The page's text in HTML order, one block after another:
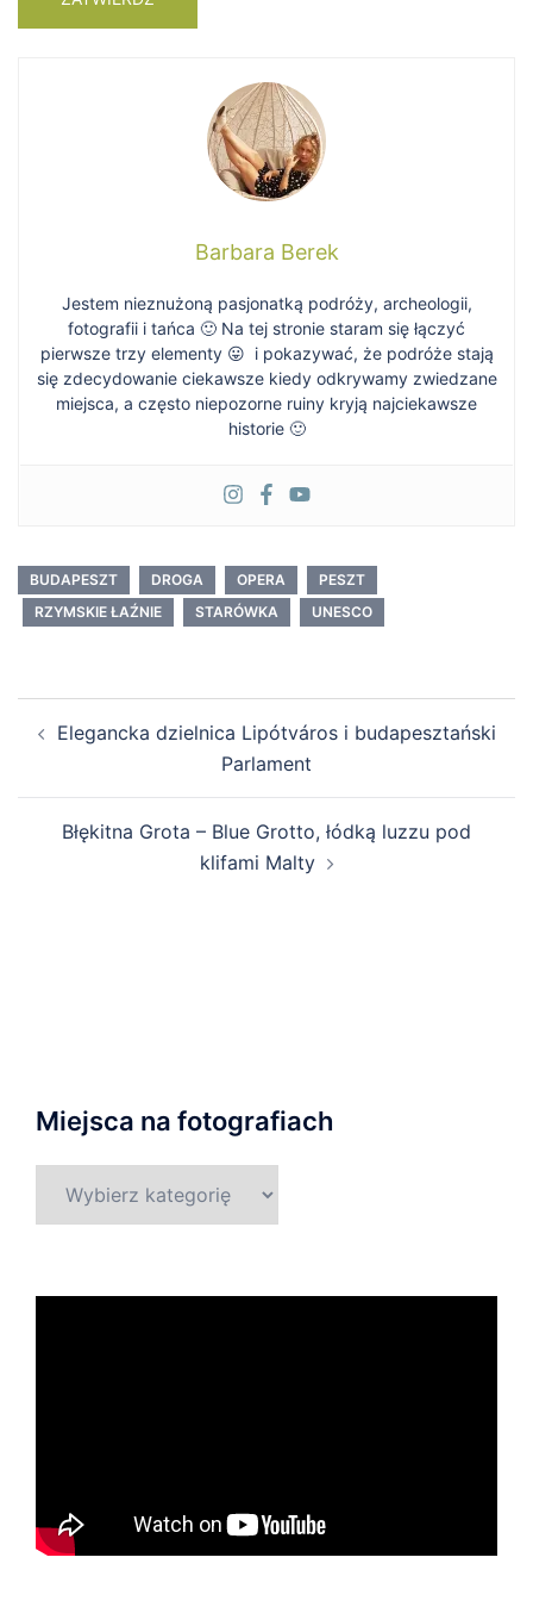
Barbara Berek
Jestem nieznużoną pasjonatką podróży, archeologii,
fotografii i tańca 🙂 Na tej stronie staram się łączyć
pierwsze trzy elementy 😛 i pokazywać, że podróże stają
się zdecydowanie ciekawsze kiedy odkrywamy zwiedzane
miejsca, a często niepozorne ruiny kryją najciekawsze
historie 🙂
BUDAPESZT DROGA OPERA
PESZT
RZYMSKIE ŁAŹNIE
STARÓWKA UNESCO
wpisy
Elegancka dzielnica Lipótváros i budapesztański
Parlament
Błękitna Grota – Blue Grotto, łódką luzzu pod
klifami Malty
Miejsca na fotografiach